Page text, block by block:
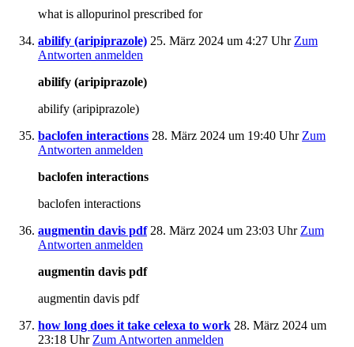
what is allopurinol prescribed for
abilify (aripiprazole) 25. März 2024 um 4:27 Uhr Zum
Antworten anmelden
abilify (aripiprazole)
abilify (aripiprazole)
baclofen interactions 28. März 2024 um 19:40 Uhr Zum
Antworten anmelden
baclofen interactions
baclofen interactions
augmentin davis pdf28. März 2024 um 23:03 Uhr Zum
Antworten anmelden
augmentin davis pdf
augmentin davis pdf
how long does it take celexa to work 28. März 2024 um
23:18 Uhr Zum Antworten anmelden